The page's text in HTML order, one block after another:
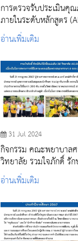
การตรวจรับประเมินคุ
ภายในระดับหลักสูตร
อ่านเพิ่มเติม
31 Jul 2024
กิจกรรม คณะพยาบาล
วิทยาลัย รวมใจภักดิ์ รั
ดิน 30 วิทยาลัย 60,000 ต้น เนื่
โอกาสพระราชพิธีมหามง
2567
อ่านเพิ่มเติม